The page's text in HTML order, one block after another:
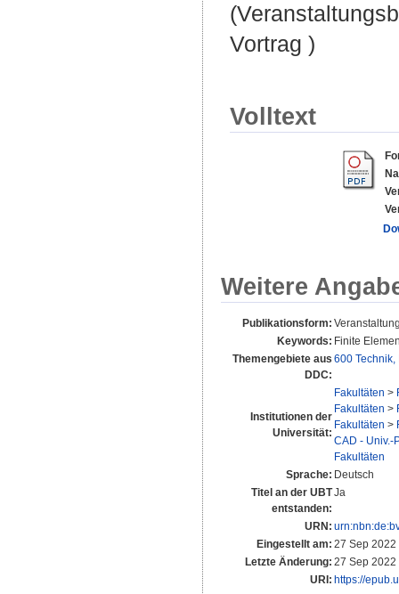
Vortrag )
Volltext
Weitere
Publikationsform:
Keywords: Finite
Themengebiete aus
DDC:
600
Institutionen der
Universität:
Fakultäten >
Fakultäten >
Fakultäten >
CAD - Univ.-
Fakultäten
Sprache: Deutsch
Titel an der UBT
entstanden:
Ja
URN:
Eingestellt am: 27 Sep 2022
Letzte Änderung: 27 Sep 2022
URI: https://